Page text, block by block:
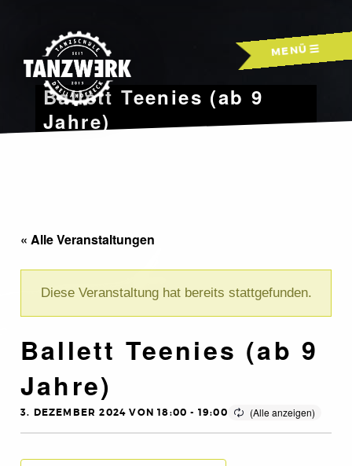
MENÜ
Ballett Teenies (ab 9
Jahre)
« Alle Veranstaltungen
Diese Veranstaltung hat bereits stattgefunden.
Ballett Teenies (ab 9
Jahre)
3. DEZEMBER 2024 VON 18:00 - 19:00